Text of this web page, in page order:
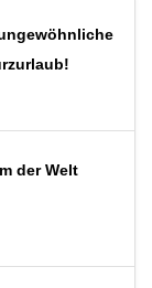
der Welt